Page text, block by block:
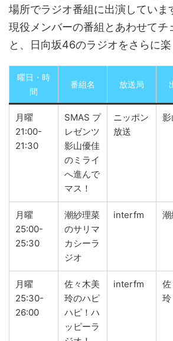
場所でラジオ番組に出演していま
現役メンバーの番組とあわせてチ
と、日向坂46のラジオをさらに楽
曜日・時
間
番組名 放送局
月曜
21:00-
21:30
SMAS プ
レゼンツ
影山優佳
のミライ
へ進んで
マス！
ニッポン
放送
影
月曜
25:00-
25:30
潮紗理菜
のサリマ
カシーラ
ジオ
interfm
月曜
25:30-
26:00
佐々木美
玲のハピ
ハピ！ハ
ッピーラ
interfm
佐
玲